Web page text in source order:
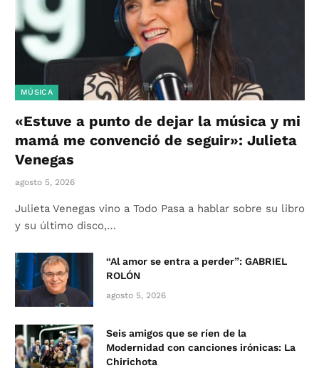
MÚSICA
«Estuve a punto de dejar la música y mi
mamá me convenció de seguir»: Julieta
Venegas
agosto 5, 2026
Julieta Venegas vino a Todo Pasa a hablar sobre su libro
y su último disco,…
“Al amor se entra a perder”: GABRIEL
ROLÓN
agosto 5, 2026
Seis amigos que se ríen de la
Modernidad con canciones irónicas: La
Chirichota